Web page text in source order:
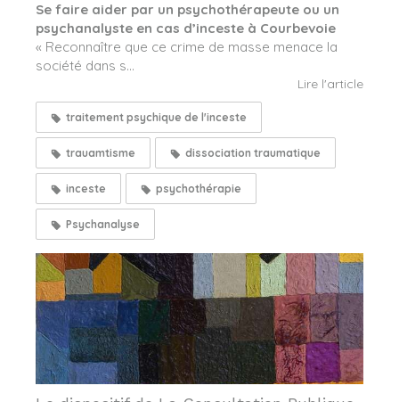
Se faire aider par un psychothérapeute ou un
psychanalyste en cas d’inceste à Courbevoie
« Reconnaître que ce crime de masse menace la
société dans s...
Lire l'article
traitement psychique de l'inceste
trauamtisme dissociation traumatique
inceste psychothérapie
Psychanalyse